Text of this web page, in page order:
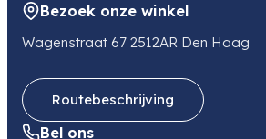
Bezoek onze winkel
Wagenstraat 67 2512AR Den Haag
Routebeschrijving
Bel ons